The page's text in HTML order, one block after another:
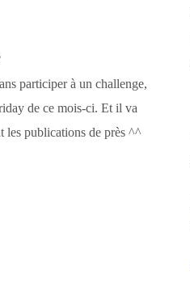
participer à un challenge,
de ce mois-ci. Et il va
les publications de près ^^